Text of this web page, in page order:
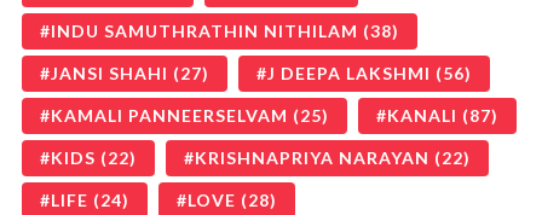
INDU SAMUTHRATHIN NITHILAM (38)
JANSI SHAHI (27) J DEEPA LAKSHMI (56)
KAMALI PANNEERSELVAM (25) KANALI (87)
KIDS (22) KRISHNAPRIYA NARAYAN (22)
LIFE (24) LOVE (28)